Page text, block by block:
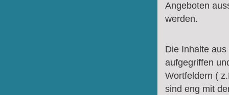
Angeboten
werden.
Die Inhalte
aufgegriffen
Wortfeldern (
sind eng mit